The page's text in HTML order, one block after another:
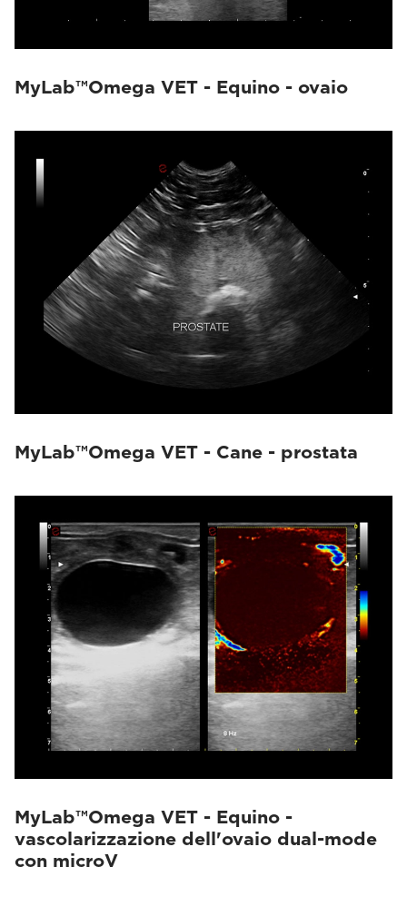
MyLab™Omega VET - Equino - ovaio
MyLab™Omega VET - Cane - prostata
MyLab™Omega VET - Equino -
vascolarizzazione dell'ovaio dual-mode
con microV